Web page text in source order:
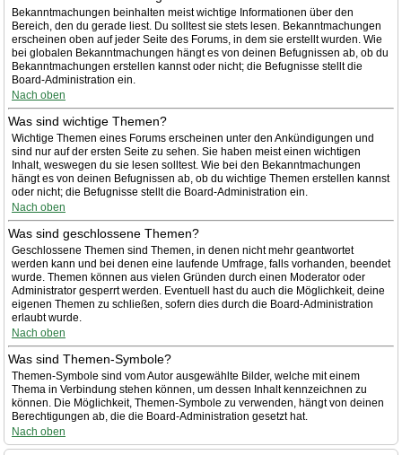
Bekanntmachungen beinhalten meist wichtige Informationen über den
Bereich, den du gerade liest. Du solltest sie stets lesen. Bekanntmachungen
erscheinen oben auf jeder Seite des Forums, in dem sie erstellt wurden. Wie
bei globalen Bekanntmachungen hängt es von deinen Befugnissen ab, ob du
Bekanntmachungen erstellen kannst oder nicht; die Befugnisse stellt die
Board-Administration ein.
Nach oben
Was sind wichtige Themen?
Wichtige Themen eines Forums erscheinen unter den Ankündigungen und
sind nur auf der ersten Seite zu sehen. Sie haben meist einen wichtigen
Inhalt, weswegen du sie lesen solltest. Wie bei den Bekanntmachungen
hängt es von deinen Befugnissen ab, ob du wichtige Themen erstellen kannst
oder nicht; die Befugnisse stellt die Board-Administration ein.
Nach oben
Was sind geschlossene Themen?
Geschlossene Themen sind Themen, in denen nicht mehr geantwortet
werden kann und bei denen eine laufende Umfrage, falls vorhanden, beendet
wurde. Themen können aus vielen Gründen durch einen Moderator oder
Administrator gesperrt werden. Eventuell hast du auch die Möglichkeit, deine
eigenen Themen zu schließen, sofern dies durch die Board-Administration
erlaubt wurde.
Nach oben
Was sind Themen-Symbole?
Themen-Symbole sind vom Autor ausgewählte Bilder, welche mit einem
Thema in Verbindung stehen können, um dessen Inhalt kennzeichnen zu
können. Die Möglichkeit, Themen-Symbole zu verwenden, hängt von deinen
Berechtigungen ab, die die Board-Administration gesetzt hat.
Nach oben